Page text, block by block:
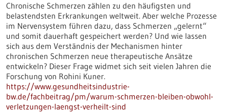
Chronische Schmerzen zählen zu den häufigsten und
belastendsten Erkrankungen weltweit. Aber welche Prozesse
im Nervensystem führen dazu, dass Schmerzen „gelernt“
und somit dauerhaft gespeichert werden? Und wie lassen
sich aus dem Verständnis der Mechanismen hinter
chronischen Schmerzen neue therapeutische Ansätze
entwickeln? Dieser Frage widmet sich seit vielen Jahren die
Forschung von Rohini Kuner.
https://www.gesundheitsindustrie-
bw.de/fachbeitrag/pm/warum-schmerzen-bleiben-obwohl-
verletzungen-laengst-verheilt-sind